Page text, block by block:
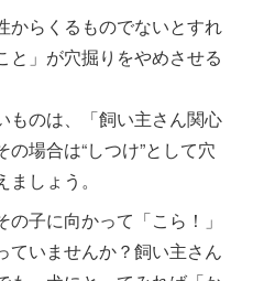
からくるものでないとすれ
と」が穴掘りをやめさせる
ものは、「飼い主さん関心
場合は“しつけ”として穴
しょう。
子に向かって「こら！」
ていませんか？飼い主さん